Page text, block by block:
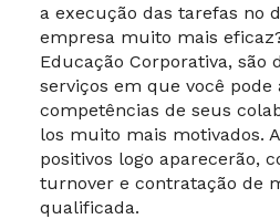
a execução das tarefas no
empresa muito mais
Educação Corporativa, são
serviços em que você
competências de seus
los muito mais motivados.
positivos logo aparecerão,
turnover e contratação de
qualificada.